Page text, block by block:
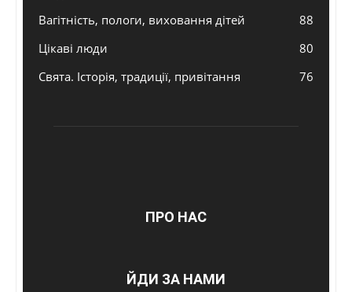
Вагітність, пологи, виховання дітей
88
Цікаві люди
80
Свята. Історія, традиції, привітання
76
ПРО НАС
ЙДИ ЗА НАМИ